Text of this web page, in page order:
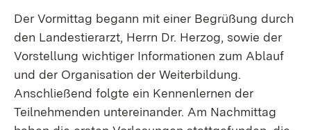
Der Vormittag begann mit einer Begrüßung durch
den Landestierarzt, Herrn Dr. Herzog, sowie der
Vorstellung wichtiger Informationen zum Ablauf
und der Organisation der Weiterbildung.
Anschließend folgte ein Kennenlernen der
Teilnehmenden untereinander. Am Nachmittag